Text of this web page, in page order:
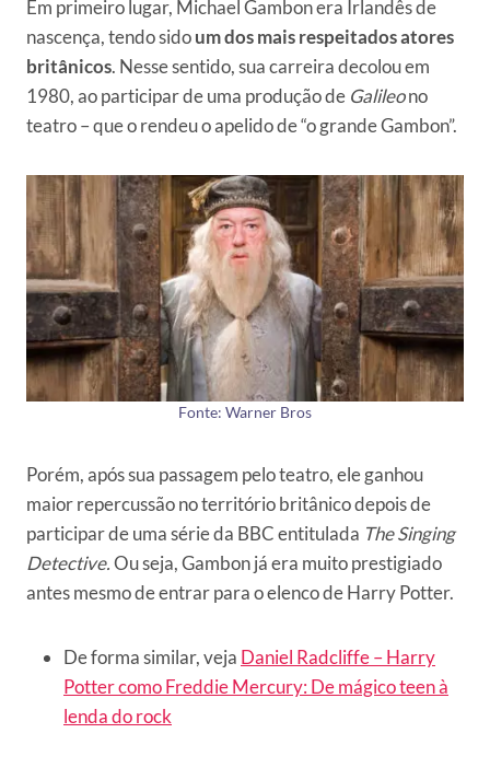
Em primeiro lugar, Michael Gambon era Irlandês de
nascença, tendo sidoum dos mais respeitados atores
britânicos. Nesse sentido, sua carreira decolou em
1980, ao participar de uma produção de Galileono
teatro – que o rendeu o apelido de “o grande Gambon”.
Fonte: Warner Bros
Porém, após sua passagem pelo teatro, ele ganhou
maior repercussão no território britânico depois de
participar de uma série da BBC entitulada The Singing
Detective.Ou seja, Gambon já era muito prestigiado
antes mesmo de entrar para o elenco de Harry Potter.
De forma similar, veja Daniel Radcliffe – Harry
Potter como Freddie Mercury: De mágico teen à
lenda do rock